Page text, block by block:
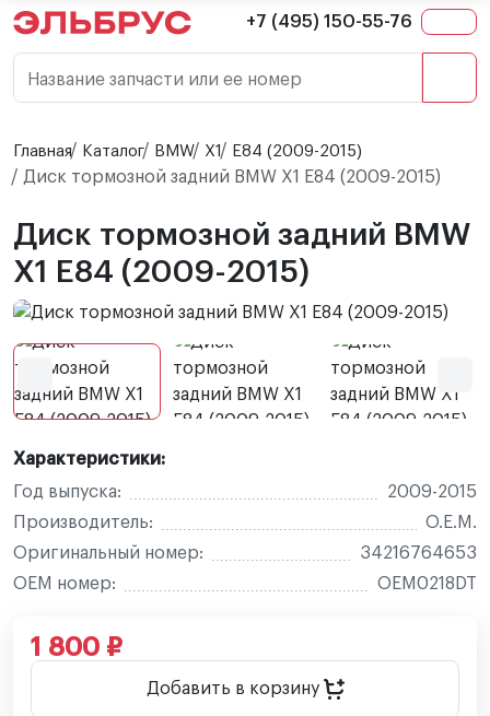
+7 (495) 150-55-76
Название запчасти или ее номер
Главная Каталог BMW X1 E84 (2009-2015)
Диск тормозной задний BMW X1 E84 (2009-2015)
Диск тормозной задний BMW
X1 E84 (2009-2015)
Характеристики:
Год выпуска:
2009-2015
Производитель:
O.E.M.
Оригинальный номер:
34216764653
OEM номер:
OEM0218DT
1 800 ₽
Добавить в корзину